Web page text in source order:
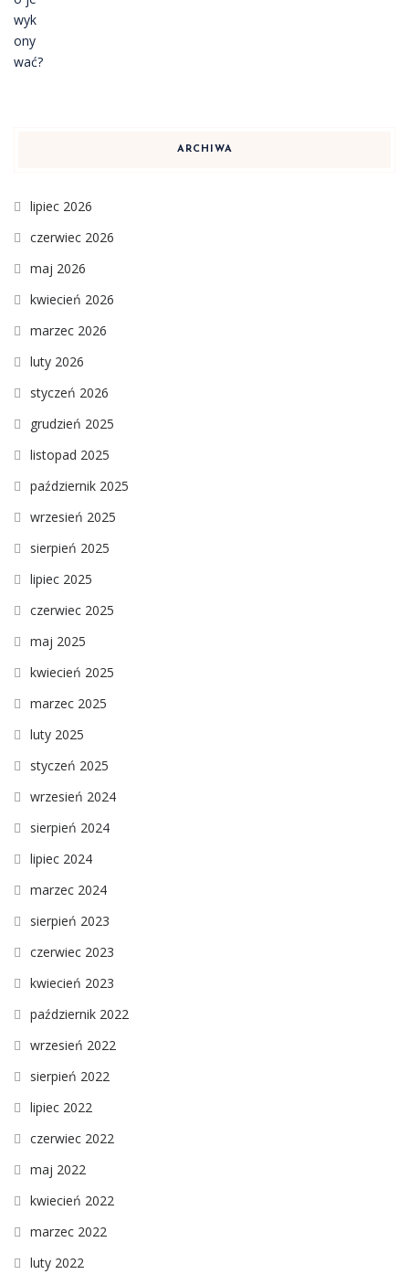
ARCHIWA
lipiec 2026
czerwiec 2026
maj 2026
kwiecień 2026
marzec 2026
luty 2026
styczeń 2026
grudzień 2025
listopad 2025
październik 2025
wrzesień 2025
sierpień 2025
lipiec 2025
czerwiec 2025
maj 2025
kwiecień 2025
marzec 2025
luty 2025
styczeń 2025
wrzesień 2024
sierpień 2024
lipiec 2024
marzec 2024
sierpień 2023
czerwiec 2023
kwiecień 2023
październik 2022
wrzesień 2022
sierpień 2022
lipiec 2022
czerwiec 2022
maj 2022
kwiecień 2022
marzec 2022
luty 2022